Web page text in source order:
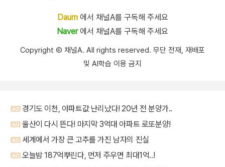
Daum에서 채널A를 구독해 주세요
Naver에서 채널A를 구독해 주세요
Copyright Ⓒ 채널A. All rights reserved. 무단 전재, 재배포
및 AI학습 이용 금지